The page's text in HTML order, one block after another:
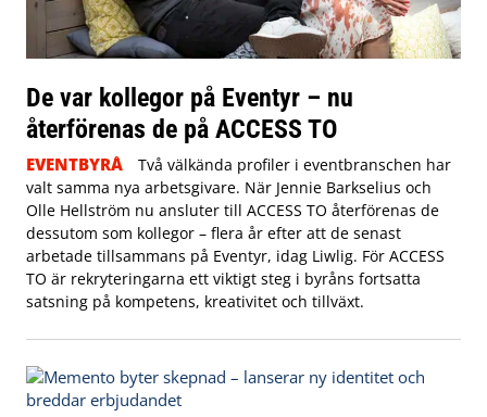
De var kollegor på Eventyr – nu
återförenas de på ACCESS TO
EVENTBYRÅ
Två välkända profiler i eventbranschen har
valt samma nya arbetsgivare. När Jennie Barkselius och
Olle Hellström nu ansluter till ACCESS TO återförenas de
dessutom som kollegor – flera år efter att de senast
arbetade tillsammans på Eventyr, idag Liwlig. För ACCESS
TO är rekryteringarna ett viktigt steg i byråns fortsatta
satsning på kompetens, kreativitet och tillväxt.